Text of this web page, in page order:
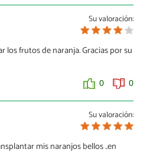
Su valoración:
frutos de naranja. Gracias por su
0 0
Su valoración:
mis naranjos bellos ..en